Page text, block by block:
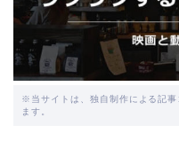
※当サイトは、独自制作による記
ます。